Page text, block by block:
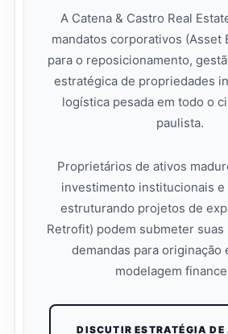
A Catena & Castro Real
mandatos corporativos (Asset
para o reposicionamento,
estratégica de propriedades
logística pesada em todo o
paulista.
Proprietários de ativos
investimento institucionais e
estruturando projetos de
Retrofit) podem submeter
demandas para originação
modelagem
DISCUTIR ESTRATÉGIA